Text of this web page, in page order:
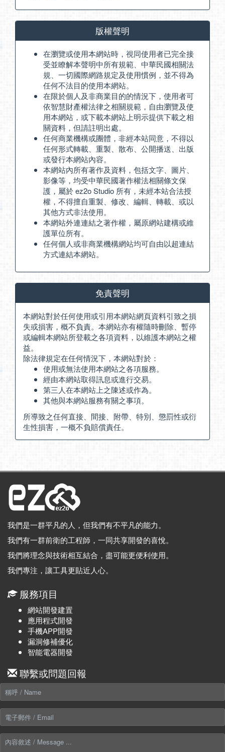
版權聲明
在瀏覽或使用本網站時，視同使用者已完全接
受並瞭解本聲明中所有規範、中華民國相關法
規、一切國際網路規定及使用慣例，並不得為
任何不法目的使用本網站。
在限於個人及非商業目的的情況下，使用者可
依智慧財產權法律之相關規範，自由瀏覽及使
用本網站，或下載本網站上明示提供下載之相
關資料，但請註明出處。
任何商業機構或團體，非經本站同意，不得以
任何形式轉載、重製、散布、公開播送、出版
或發行本網站內容。
本網站內所有著作及資料，包括文字、圖片、
影像等，均受中華民國著作權法相關條文保
護，屬於 ez2o Studio 所有，未經本站合法授
權，不得擅自重製、修改、編輯、轉載、或以
其他方式非法使用。
本網站外連連結之著作權，屬原網站建構或維
護單位所有。
任何個人或非商業機構網站均可自由以超連結
方式連結本網站。
免責聲明
本網站對於任何使用或引用本網站網頁資料引致之損
失或損害，概不負責。本網站亦有權隨時刪除、暫停
或編輯本網站所登載之各項資料，以維護本網站之權
益。
除法律規定在任何情況下，本網站對於：
使用或無法使用本網站之各項服務。
經由本網站取得訊息或進行交易。
第三人在本網站上之陳述或作為。
其他與本網站服務有關之事項。
所導致之任何直接、間接、附帶、特別、懲罰性或衍
生性損害，一概不負賠償責任。
我們是一群平凡的人，但我們有不平凡的能力。
我們有一群前衛的工程師，一同共享開發的喜悅。
我們將理念與技術相互結合，盡可能更便利使用。
我們專注，讓工具更貼近人心。
服務項目
網站開發建置
應用程式開發
手機APP開發
漏洞修補優化
智能電器開發
聯繫或問題回報